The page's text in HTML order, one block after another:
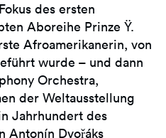
des ersten
Aboreihe Prinze Ÿ.
Afroamerikanerin, von
wurde – und dann
Orchestra,
der Weltausstellung
Jahrhundert des
Antonín Dvořáks